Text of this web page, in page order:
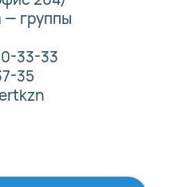
— группы
33-33
35